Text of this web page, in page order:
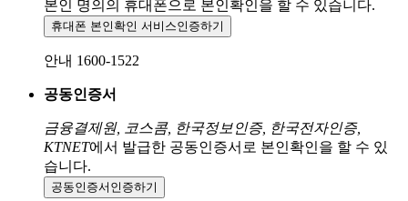
본인 명의의 휴대폰으로 본인확인을 할 수 있습니다.
휴대폰 본인확인 서비스인증하기
안내 1600-1522
공동인증서
금융결제원, 코스콤, 한국정보인증, 한국전자인증,
KTNET에서 발급한 공동인증서로 본인확인을 할 수 있
습니다.
공동인증서 인증하기